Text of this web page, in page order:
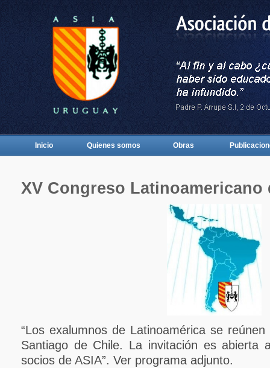
Inicio Quienes somos Obras
XV Congreso Latinoamericano
“Los exalumnos de Latinoamérica se
Santiago de Chile. La invitación es abierta
socios de ASIA”. Ver programa adjunto.